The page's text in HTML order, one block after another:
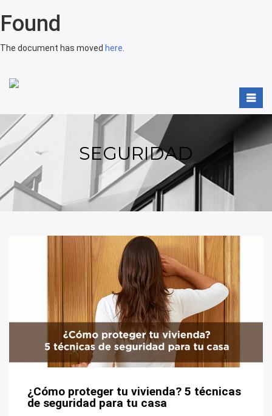
Found
The document has moved here
SEGURIDAD
¿Cómo proteger tu vivienda? 5 técnicas
de seguridad para tu casa